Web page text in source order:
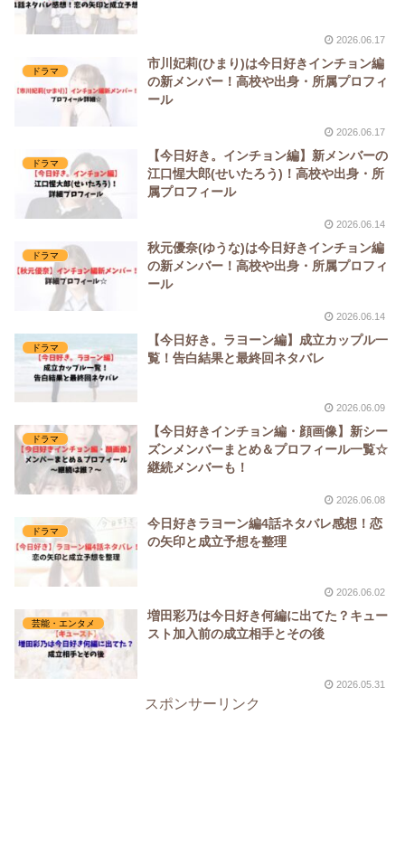
2026.06.17
ドラマ
市川妃莉(ひまり)は今日好きインチョン編
の新メンバー！高校や出身・所属プロフィ
ール
2026.06.17
ドラマ
【今日好き。インチョン編】新メンバーの
江口惺大郎(せいたろう)！高校や出身・所
属プロフィール
2026.06.14
ドラマ
秋元優奈(ゆうな)は今日好きインチョン編
の新メンバー！高校や出身・所属プロフィ
ール
2026.06.14
ドラマ
【今日好き。ラヨーン編】成立カップル一
覧！告白結果と最終回ネタバレ
2026.06.09
ドラマ
【今日好きインチョン編・顔画像】新シー
ズンメンバーまとめ＆プロフィール一覧☆
継続メンバーも！
2026.06.08
ドラマ
今日好きラヨーン編4話ネタバレ感想！恋
の矢印と成立予想を整理
2026.06.02
芸能・エンタメ
増田彩乃は今日好き何編に出てた？キュー
スト加入前の成立相手とその後
2026.05.31
スポンサーリンク